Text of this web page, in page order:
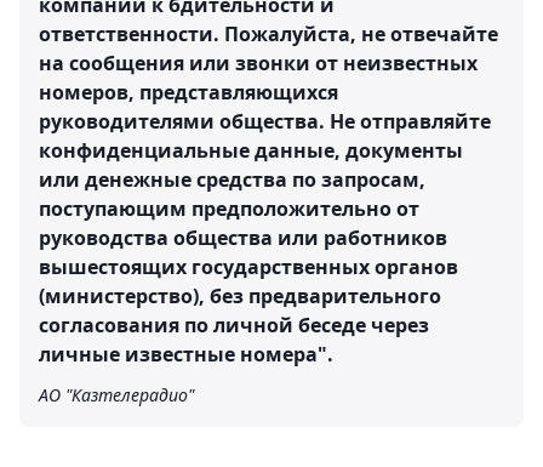
ответственности. Пожалуйста, не отвечайте
на сообщения или звонки от неизвестных
номеров, представляющихся
руководителями общества. Не отправляйте
конфиденциальные данные, документы
или денежные средства по запросам,
поступающим предположительно от
руководства общества или работников
вышестоящих государственных органов
(министерство), без предварительного
согласования по личной беседе через
личные известные номера".
АО "Казтелерадио"